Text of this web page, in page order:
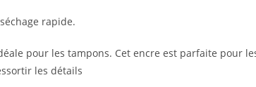
rapide.
pour les tampons. Cet encre est parfaite pour
les détails